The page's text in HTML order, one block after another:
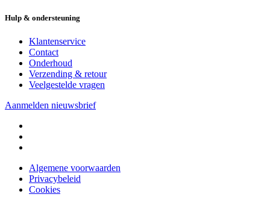
Hulp & ondersteuning
Klantenservice
Contact
Onderhoud
Verzending & retour
Veelgestelde vragen
Aanmelden nieuwsbrief
Algemene voorwaarden
Privacybeleid
Cookies